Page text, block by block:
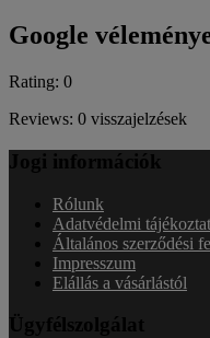
Google
Rating: 0
Reviews: 0 visszajelzések
Jogi információk
Rólunk
Adatvédelmi
Általános szerződési
Impresszum
Elállás a vásárlástól
Ügyfélszolgálat